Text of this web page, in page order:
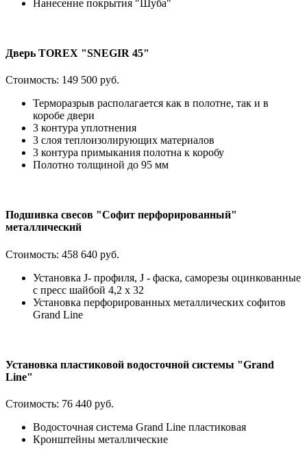
Нанесение покрытия "Шуба"
Дверь TOREX "SNEGIR 45"
Стоимость: 149 500 руб.
Терморазрыв располагается как в полотне, так и в
коробе двери
3 контура уплотнения
3 слоя теплоизолирующих материалов
3 контура примыкания полотна к коробу
Полотно толщиной до 95 мм
Подшивка свесов "Софит перфорированный"
металлический
Стоимость: 458 640 руб.
Установка J- профиля, J - фаска, саморезы оцинкованные
с пресс шайбой 4,2 х 32
Установка перфорированных металлических софитов
Grand Line
Установка пластиковой водосточной системы "Grand
Line"
Стоимость: 76 440 руб.
Водосточная система Grand Line пластиковая
Кронштейны металлические